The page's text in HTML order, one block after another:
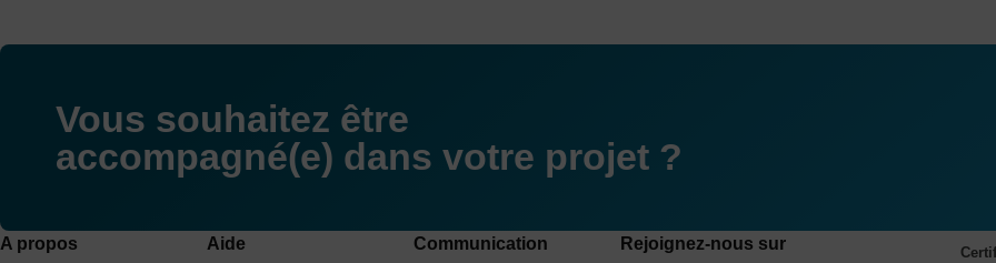
Vous souhaitez être
accompagné(e) dans votre projet ?
A propos Aide Communication Rejoignez-nous sur